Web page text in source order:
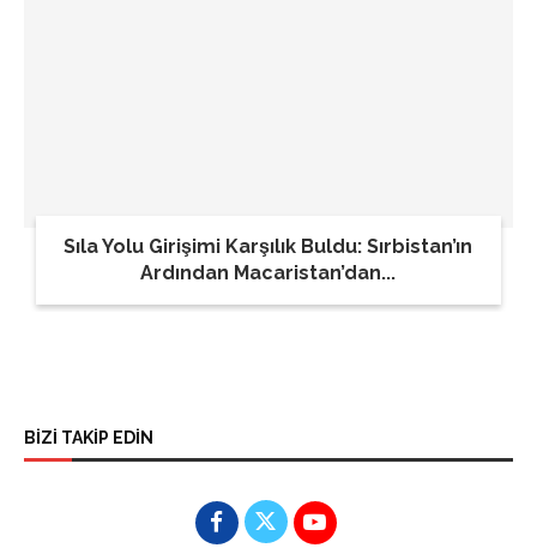
Sıla Yolu Girişimi Karşılık Buldu: Sırbistan’ın
Ardından Macaristan’dan...
BİZİ TAKİP EDİN